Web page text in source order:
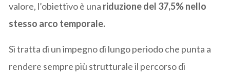
valore, l’obiettivo è una riduzione del 37,5% nello
stesso arco temporale.
Si tratta di un impegno di lungo periodo che punta a
rendere sempre più strutturale il percorso di